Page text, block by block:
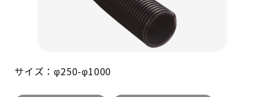
サイズ：φ250-φ1000